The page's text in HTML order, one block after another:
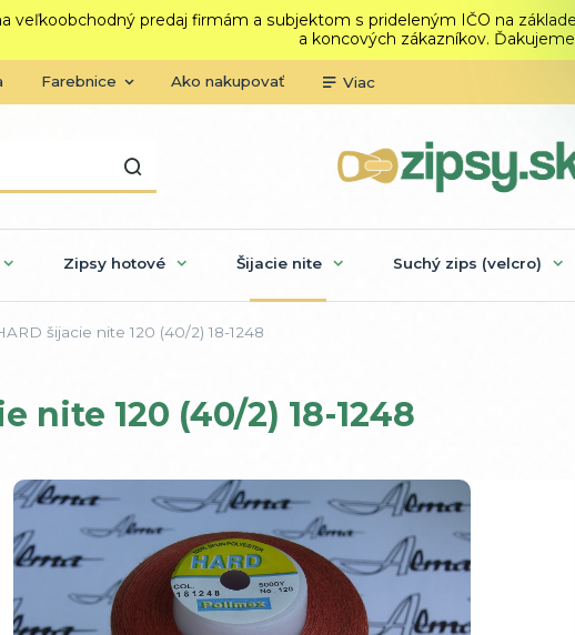
veľkoobchodný predaj firmám a subjektom s prideleným IČO na
a koncových zákazníkov.
Farebnice Ako nakupovať Viac
Zipsy hotové Šijacie nite Suchý zips (velcro)
šijacie nite 120 (40/2) 18-1248
nite 120 (40/2) 18-1248